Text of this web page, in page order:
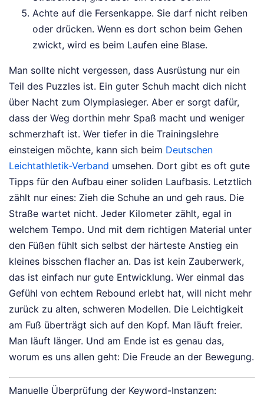
Achte auf die Fersenkappe. Sie darf nicht reiben
oder drücken. Wenn es dort schon beim Gehen
zwickt, wird es beim Laufen eine Blase.
Man sollte nicht vergessen, dass Ausrüstung nur ein
Teil des Puzzles ist. Ein guter Schuh macht dich nicht
über Nacht zum Olympiasieger. Aber er sorgt dafür,
dass der Weg dorthin mehr Spaß macht und weniger
schmerzhaft ist. Wer tiefer in die Trainingslehre
einsteigen möchte, kann sich beim Deutschen
Leichtathletik-Verband umsehen. Dort gibt es oft gute
Tipps für den Aufbau einer soliden Laufbasis. Letztlich
zählt nur eines: Zieh die Schuhe an und geh raus. Die
Straße wartet nicht. Jeder Kilometer zählt, egal in
welchem Tempo. Und mit dem richtigen Material unter
den Füßen fühlt sich selbst der härteste Anstieg ein
kleines bisschen flacher an. Das ist kein Zauberwerk,
das ist einfach nur gute Entwicklung. Wer einmal das
Gefühl von echtem Rebound erlebt hat, will nicht mehr
zurück zu alten, schweren Modellen. Die Leichtigkeit
am Fuß überträgt sich auf den Kopf. Man läuft freier.
Man läuft länger. Und am Ende ist es genau das,
worum es uns allen geht: Die Freude an der Bewegung.
Manuelle Überprüfung der Keyword-Instanzen: